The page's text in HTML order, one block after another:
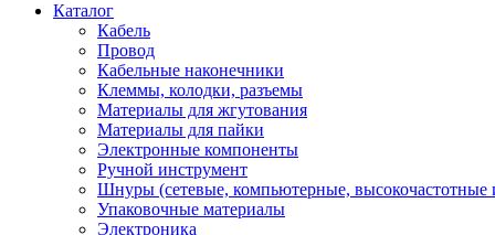
Каталог
Кабель
Провод
Кабельные наконечники
Клеммы, колодки, разъемы
Материалы для жгутования
Материалы для пайки
Электронные компоненты
Ручной инструмент
Шнуры (сетевые, компьютерные, высокочастотные
Упаковочные материалы
Электроника